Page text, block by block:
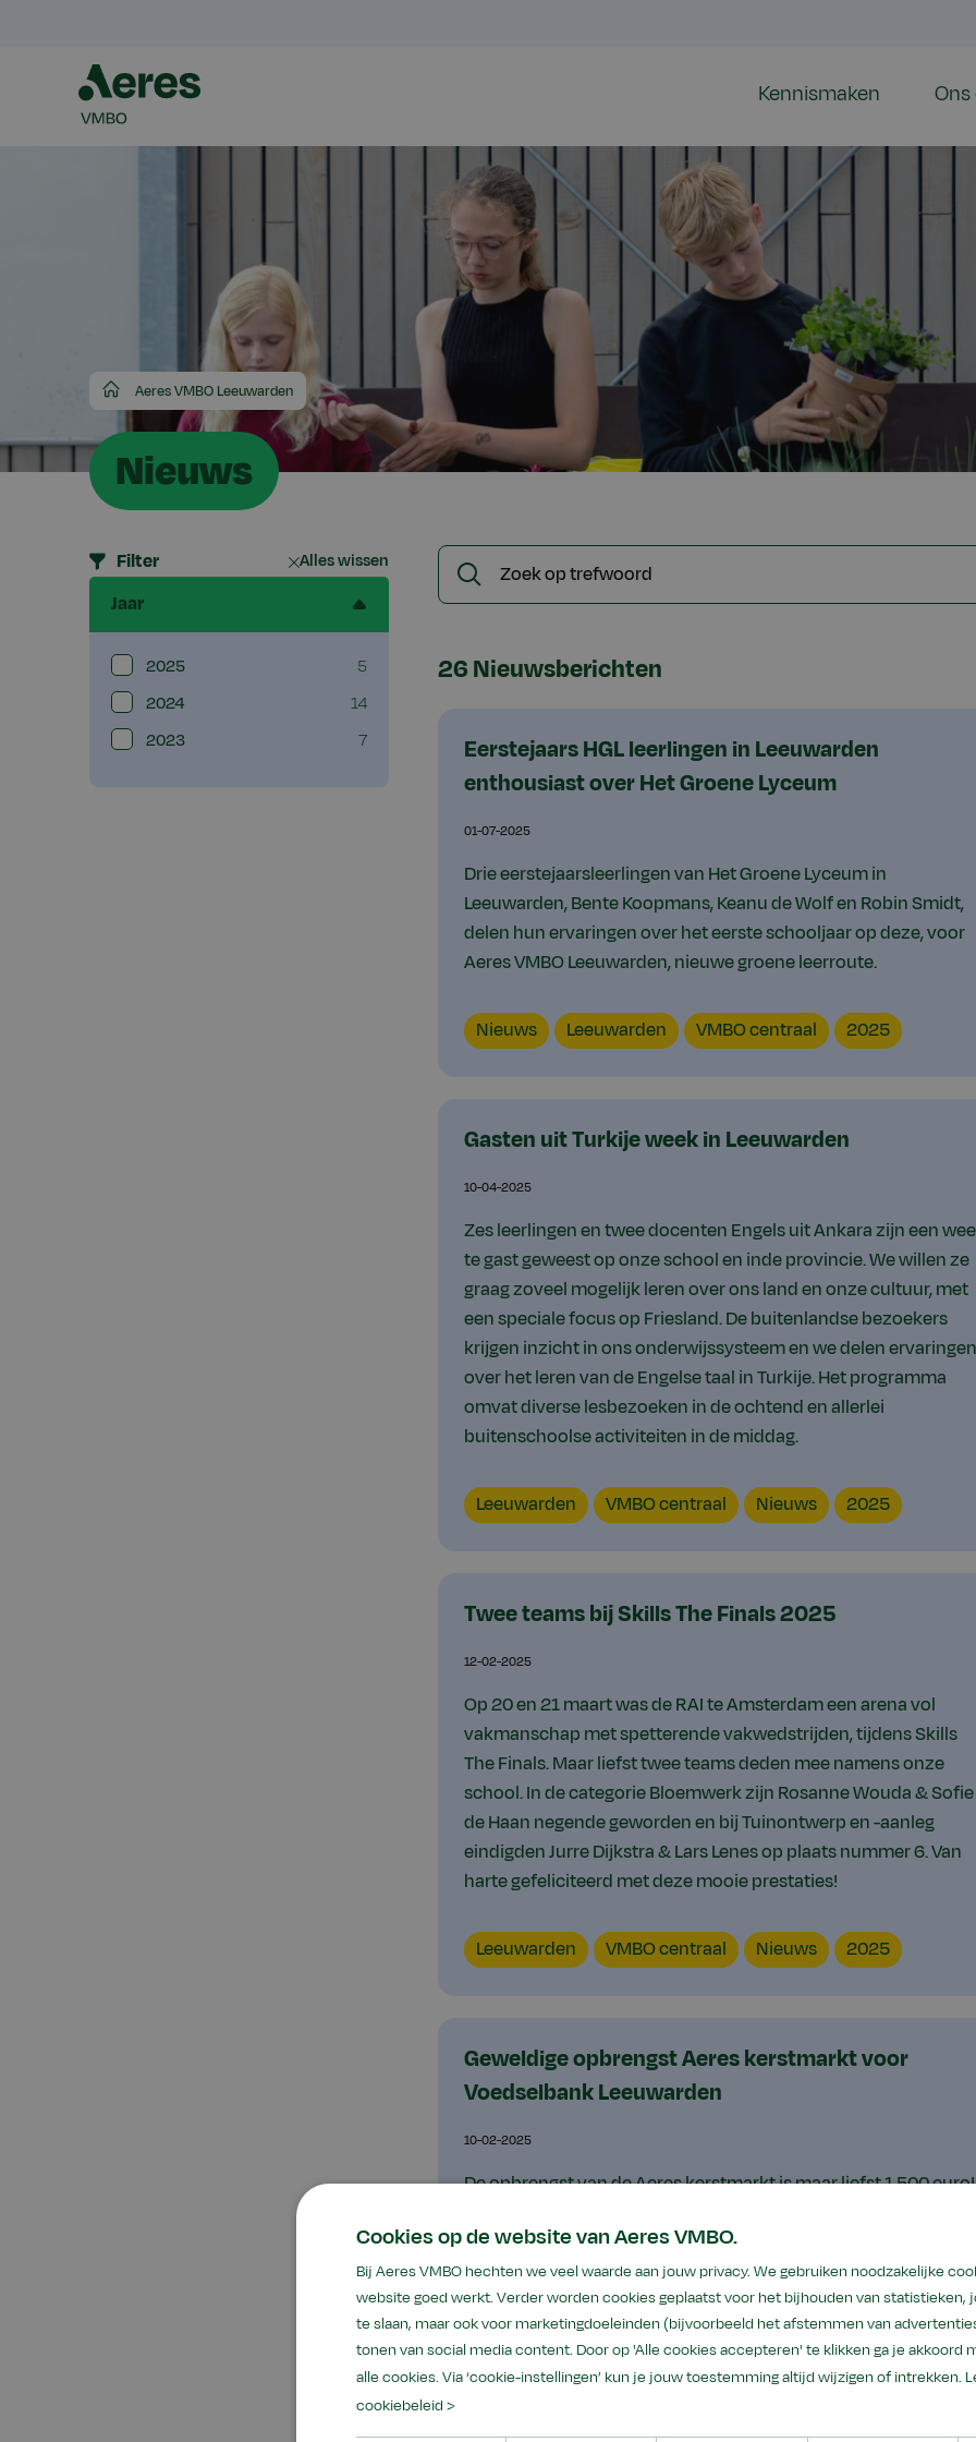
Kennismaken
Aeres
VMBO
Aeres VMBO Leeuwarden
Nieuws
Filter Alles wissen
Jaar
2025
5
2024
14
2023
7
Zoek
Zoeken
26 Nieuwsberichten
Eerstejaars HGL leerlingen in Leeuwarden
enthousiast over Het Groene Lyceum
01-07-2025
Drie eerstejaarsleerlingen van Het Groene Lyceum in
Leeuwarden, Bente Koopmans, Keanu de Wolf en Robin Smidt,
delen hun ervaringen over het eerste schooljaar op deze, voor
Aeres VMBO Leeuwarden, nieuwe groene leerroute.
Content
type
Nieuws Locatie
Leeuwarden VMBO
VMBO centraal Jaar
2025
Gasten uit Turkije week in Leeuwarden
10-04-2025
Zes leerlingen en twee docenten Engels uit Ankara zijn een
te gast geweest op onze school en inde provincie. We willen ze
graag zoveel mogelijk leren over ons land en onze cultuur, met
een speciale focus op Friesland. De buitenlandse bezoekers
krijgen inzicht in ons onderwijssysteem en we delen ervaringen
over het leren van de Engelse taal in Turkije. Het programma
omvat diverse lesbezoeken in de ochtend en allerlei
buitenschoolse activiteiten in de middag.
Locatie
Leeuwarden VMBO
VMBO centraal
Content
type
Nieuws Jaar
2025
Twee teams bij Skills The Finals 2025
12-02-2025
Op 20 en 21 maart was de RAI te Amsterdam een arena vol
vakmanschap met spetterende vakwedstrijden, tijdens Skills
The Finals. Maar liefst twee teams deden mee namens onze
school. In de categorie Bloemwerk zijn Rosanne Wouda & Sofie
de Haan negende geworden en bij Tuinontwerp en -aanleg
eindigden Jurre Dijkstra & Lars Lenes op plaats nummer 6. Van
harte gefeliciteerd met deze mooie prestaties!
Locatie
Leeuwarden VMBO
VMBO centraal
Content
type
Nieuws Jaar
2025
Geweldige opbrengst Aeres kerstmarkt voor
Voedselbank Leeuwarden
10-02-2025
De opbrengst van de Aeres kerstmarkt is maar liefst 1.500 euro!
symbolisch overhandigd aan de voedselbank Leeuwarden.
Locatie
Leeuwarden VMBO
VMBO centraal
Content
type
Nieuws Jaar2025
Cookies op de website van Aeres VMBO.
Bij Aeres VMBO hechten we veel waarde aan jouw privacy. We gebruiken noodzakelijke
website goed werkt. Verder worden cookies geplaatst voor het bijhouden van statistieken,
te slaan, maar ook voor marketingdoeleinden (bijvoorbeeld het afstemmen van
tonen van social media content. Door op 'Alle cookies accepteren' te klikken ga je akkoord
alle cookies. Via ‘cookie-instellingen’ kun je jouw toestemming altijd wijzigen of intrekken.
cookiebeleid >